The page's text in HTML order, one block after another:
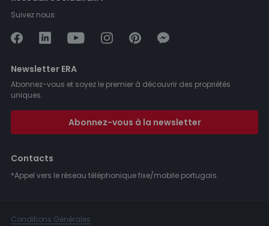
Suivez nous:
Newsletter ERA
Abonnez-vous et soyez le premier à découvrir des propriétés
uniques.
Abonnez-vous à la newsletter
Contacts
*Appel vers le réseau téléphonique fixe/mobile portugais.
Conditions Générales